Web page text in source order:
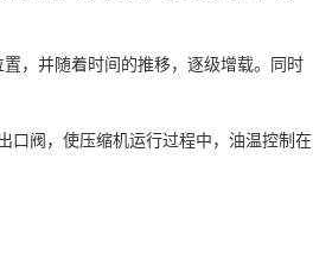
，并随着时间的推移，逐级增载。同时
口阀，使压缩机运行过程中，油温控制在